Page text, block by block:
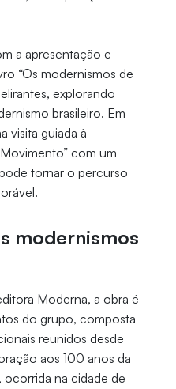
a apresentação e
“Os modernismos de
explorando
brasileiro. Em
visita guiada à
com um
tornar o percurso
modernismos
Moderna, a obra é
do grupo, composta
reunidos desde
aos 100 anos da
ocorrida na cidade de